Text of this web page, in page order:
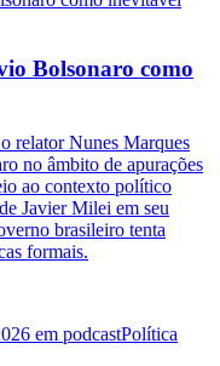
Bolsonaro como
relator Nunes Marques
no âmbito de apurações
ao contexto político
Javier Milei em seu
brasileiro tenta
formais.
Política